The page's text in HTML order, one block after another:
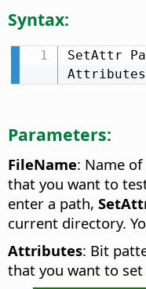
Syntax:
SetAttr
Attributes
Parameters:
FileName: Name
that you want to
enter a path,
current directory.
Attributes: Bit
that you want to